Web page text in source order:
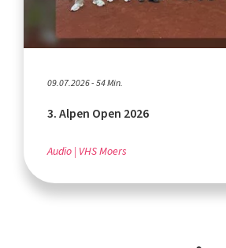
09.07.2026 - 54 Min.
3. Alpen Open 2026
Audio VHS Moers